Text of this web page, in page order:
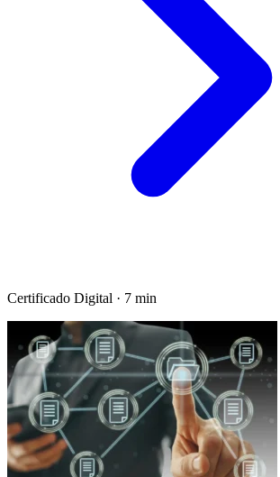
Certificado Digital · 7 min